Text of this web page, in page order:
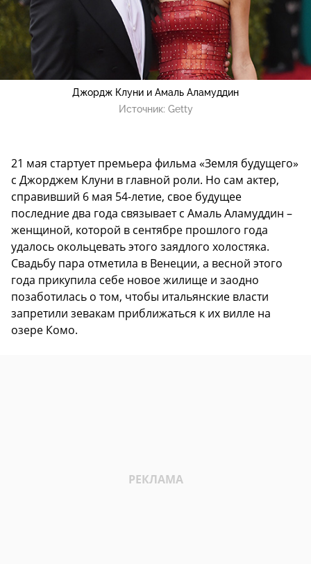
Джордж Клуни и Амаль Аламуддин
Источник: Getty
21 мая стартует премьера фильма «Земля будущего»
с Джорджем Клуни в главной роли. Но сам актер,
справивший 6 мая 54-летие, свое будущее
последние два года связывает с Амаль Аламуддин –
женщиной, которой в сентябре прошлого года
удалось окольцевать этого заядлого холостяка.
Свадьбу пара отметила в Венеции, а весной этого
года прикупила себе новое жилище и заодно
позаботилась о том, чтобы итальянские власти
запретили зевакам приближаться к их вилле на
озере Комо.